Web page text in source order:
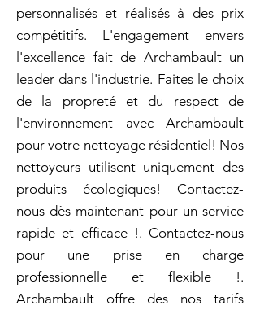
personnalisés et réalisés à des prix
compétitifs. L'engagement envers
l'excellence fait de Archambault un
leader dans l'industrie. Faites le choix
de la propreté et du respect de
l'environnement avec Archambault
pour votre nettoyage résidentiel! Nos
nettoyeurs utilisent uniquement des
produits écologiques! Contactez-
nous dès maintenant pour un service
rapide et efficace !. Contactez-nous
pour une prise en charge
professionnelle et flexible !.
Archambault offre des nos tarifs